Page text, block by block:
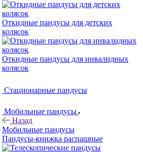
Откидные пандусы для детских
колясок
Откидные пандусы для инвалидных
колясок
Стационарные пандусы
Мобильные пандусы
Назад
Мобильные пандусы
Пандусы-книжка распашные